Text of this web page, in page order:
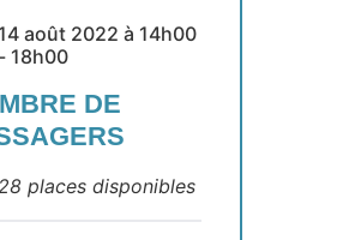
14 août 2022 à 14h00
- 18h00
DE
places disponibles